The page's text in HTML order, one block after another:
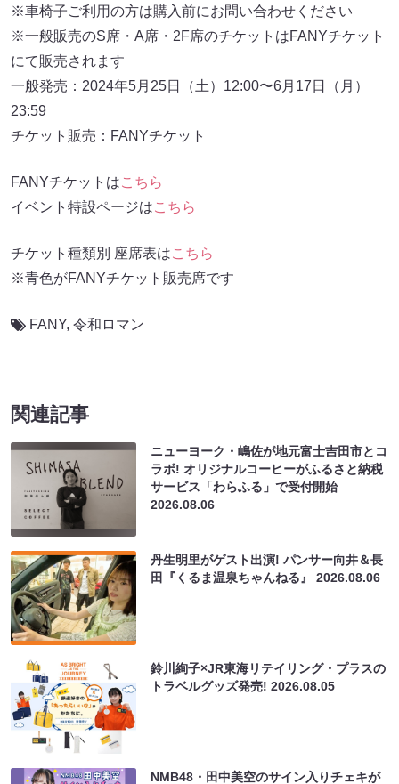
※車椅子ご利用の方は購入前にお問い合わせください
※一般販売のS席・A席・2F席のチケットはFANYチケット
にて販売されます
一般発売：2024年5月25日（土）12:00〜6月17日（月）
23:59
チケット販売：FANYチケット
FANYチケットはこちら
イベント特設ページはこちら
チケット種類別 座席表はこちら
※青色がFANYチケット販売席です
FANY, 令和ロマン
関連記事
ニューヨーク・嶋佐が地元富士吉田市とコ
ラボ! オリジナルコーヒーがふるさと納税
サービス「わらふる」で受付開始
2026.08.06
丹生明里がゲスト出演! パンサー向井＆長
田『くるま温泉ちゃんねる』2026.08.06
鈴川絢子×JR東海リテイリング・プラスの
トラベルグッズ発売!2026.08.05
NMB48・田中美空のサイン入りチェキが